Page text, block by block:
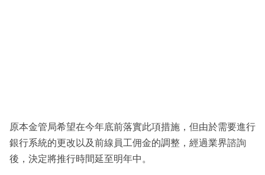
原本金管局希望在今年底前落實此項措施，但由於需要進行
銀行系統的更改以及前線員工佣金的調整，經過業界諮詢
後，決定將推行時間延至明年中。